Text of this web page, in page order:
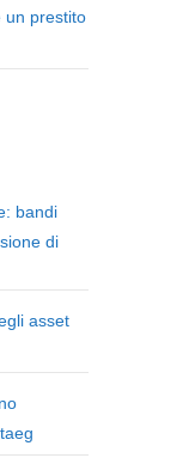
un prestito
bandi
di
asset